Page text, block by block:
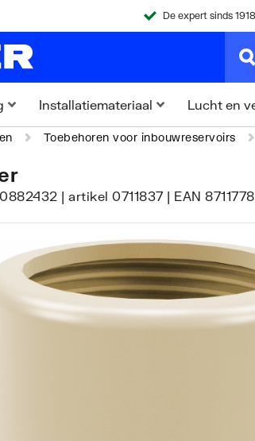
De expert sinds 1918
Installatiemateriaal Lucht en
Toebehoren voor inbouwreservoirs
| artikel 0711837 | EAN